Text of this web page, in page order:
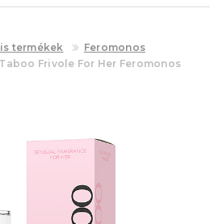
termékek
Feromonos
Taboo Frivole For Her Feromonos